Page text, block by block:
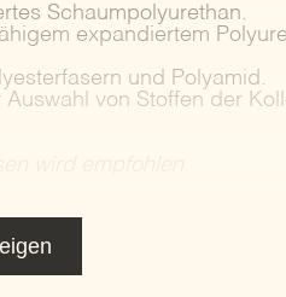
Schaumpolyurethan.
expandiertem
und Polyamid.
von Stoffen der